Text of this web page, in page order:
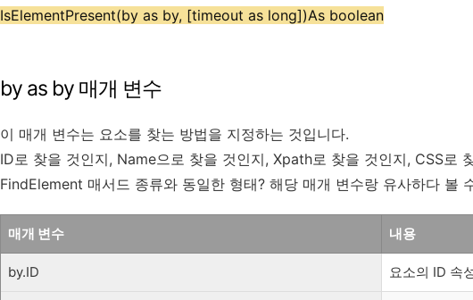
IsElementPresent(by as by, [timeout as long])As boolean
by as by 매개 변수
이 매개 변수는 요소를 찾는 방법을 지정하는 것입니다.
ID로 찾을 것인지, Name으로 찾을 것인지, Xpath로 찾을 것인지, CSS로
FindElement 매서드 종류와 동일한 형태? 해당 매개 변수랑 유사하다 볼
매개 변수 내용
by.ID 요소의 ID 속